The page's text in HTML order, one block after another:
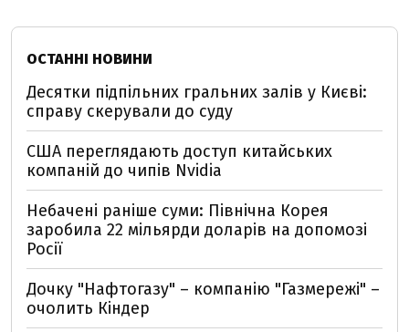
ОСТАННІ НОВИНИ
Десятки підпільних гральних залів у Києві:
справу скерували до суду
США переглядають доступ китайських
компаній до чипів Nvidia
Небачені раніше суми: Північна Корея
заробила 22 мільярди доларів на допомозі
Росії
Дочку "Нафтогазу" – компанію "Газмережі" –
очолить Кіндер